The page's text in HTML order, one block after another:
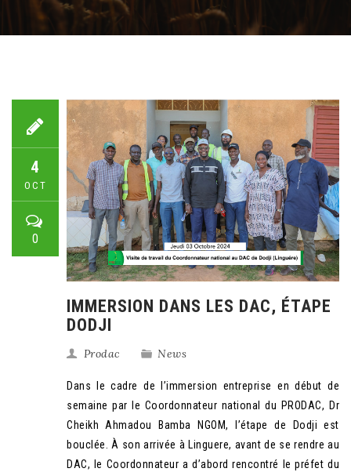
4
OCT
0
IMMERSION DANS LES DAC, ÉTAPE
DODJI
Prodac News
Dans le cadre de l’immersion entreprise en début de
semaine par le Coordonnateur national du PRODAC, Dr
Cheikh Ahmadou Bamba NGOM, l’étape de Dodji est
bouclée. À son arrivée à Linguere, avant de se rendre au
DAC, le Coordonnateur a d’abord rencontré le préfet du